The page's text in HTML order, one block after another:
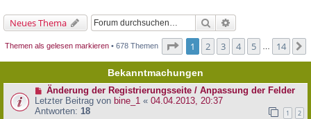
Neues Thema Suche
Themen als gelesen markieren • 678 Themen Seite von
1 2 3 4 5 14
Bekanntmachungen
Änderung der Registrierungsseite / Anpassung der Felder
Letzter Beitrag von bine_1 « 04.04.2013, 20:37
Antworten: 18 1 2